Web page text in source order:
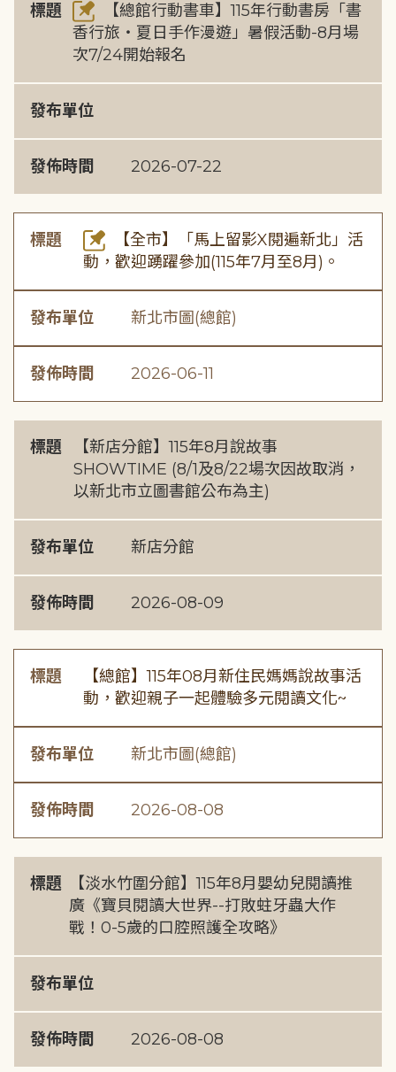
標題
【總館行動書車】115年行動書房「書
香行旅・夏日手作漫遊」暑假活動-8月場
次7/24開始報名
發布單位
發佈時間 2026-07-22
標題
【全市】「馬上留影X閱遍新北」活
動，歡迎踴躍參加(115年7月至8月)。
發布單位 新北市圖(總館)
發佈時間 2026-06-11
標題
【新店分館】115年8月說故事
SHOWTIME (8/1及8/22場次因故取消，
以新北市立圖書館公布為主)
發布單位 新店分館
發佈時間 2026-08-09
標題
【總館】115年08月新住民媽媽說故事活
動，歡迎親子一起體驗多元閱讀文化~
發布單位 新北市圖(總館)
發佈時間 2026-08-08
標題
【淡水竹圍分館】115年8月嬰幼兒閱讀推
廣《寶貝閱讀大世界--打敗蛀牙蟲大作
戰！0-5歲的口腔照護全攻略》
發布單位
發佈時間 2026-08-08